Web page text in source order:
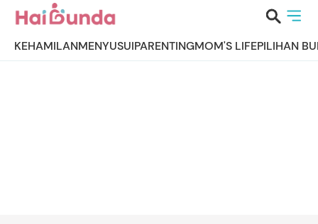
KEHAMILANMENYUSUIPARENTINGMOM'S LIFEPILIHAN